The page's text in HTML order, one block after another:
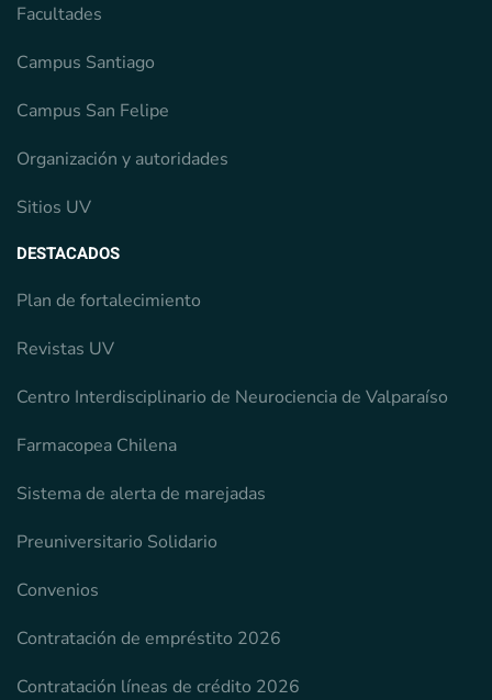
Facultades
Campus Santiago
Campus San Felipe
Organización y autoridades
Sitios UV
DESTACADOS
Plan de fortalecimiento
Revistas UV
Centro Interdisciplinario de Neurociencia de Valparaíso
Farmacopea Chilena
Sistema de alerta de marejadas
Preuniversitario Solidario
Convenios
Contratación de empréstito 2026
Contratación líneas de crédito 2026